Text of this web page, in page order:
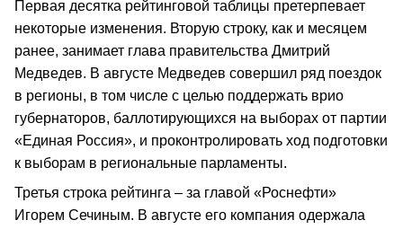
Первая десятка рейтинговой таблицы претерпевает
некоторые изменения. Вторую строку, как и месяцем
ранее, занимает глава правительства Дмитрий
Медведев. В августе Медведев совершил ряд поездок
в регионы, в том числе с целью поддержать врио
губернаторов, баллотирующихся на выборах от партии
«Единая Россия», и проконтролировать ход подготовки
к выборам в региональные парламенты.
Третья строка рейтинга – за главой «Роснефти»
Игорем Сечиным. В августе его компания одержала